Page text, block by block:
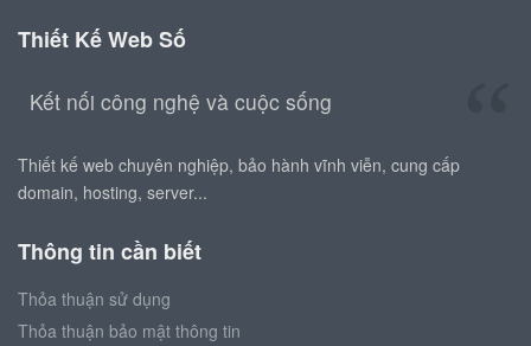
Thiết Kế Web Số
Kết nối công nghệ và cuộc sống
Thiết kế web chuyên nghiệp, bảo hành vĩnh viễn, cung cấp
domain, hosting, server...
Thông tin cần biết
Thỏa thuận sử dụng
Thỏa thuận bảo mật thông tin